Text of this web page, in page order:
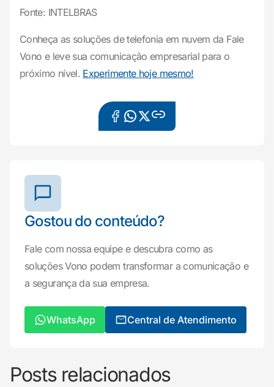
Fonte: INTELBRAS
Conheça as soluções de telefonia em nuvem da Fale
Vono e leve sua comunicação empresarial para o
próximo nível. Experimente hoje mesmo!
Gostou do conteúdo?
Fale com nossa equipe e descubra como as
soluções Vono podem transformar a comunicação e
a segurança da sua empresa.
WhatsApp Central de Atendimento
Posts relacionados